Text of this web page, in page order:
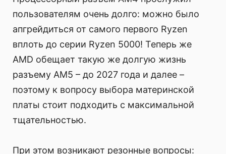
пользователям очень долго: можно было
апгрейдиться от самого первого Ryzen
вплоть до серии Ryzen 5000! Теперь же
AMD обещает такую же долгую жизнь
разъему AM5 – до 2027 года и далее –
поэтому к вопросу выбора материнской
платы стоит подходить с максимальной
тщательностью.
При этом возникают резонные вопросы: